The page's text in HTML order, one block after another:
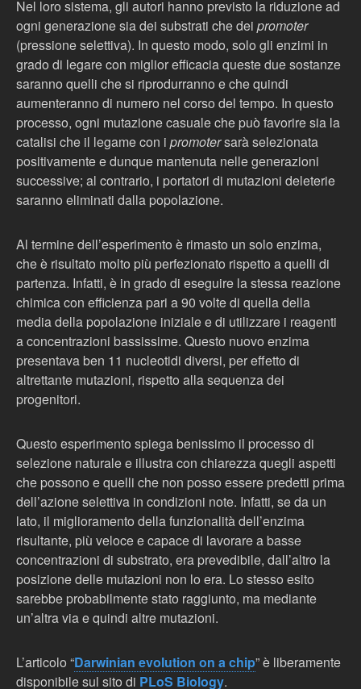
Nel loro sistema, gli autori hanno previsto la riduzione ad
ogni generazione sia dei substrati che dei promoter
(pressione selettiva). In questo modo, solo gli enzimi in
grado di legare con miglior efficacia queste due sostanze
saranno quelli che si riprodurranno e che quindi
aumenteranno di numero nel corso del tempo. In questo
processo, ogni mutazione casuale che può favorire sia la
catalisi che il legame con i promotersarà selezionata
positivamente e dunque mantenuta nelle generazioni
successive; al contrario, i portatori di mutazioni deleterie
saranno eliminati dalla popolazione.
Al termine dell’esperimento è rimasto un solo enzima,
che è risultato molto più perfezionato rispetto a quelli di
partenza. Infatti, è in grado di eseguire la stessa reazione
chimica con efficienza pari a 90 volte di quella della
media della popolazione iniziale e di utilizzare i reagenti
a concentrazioni bassissime. Questo nuovo enzima
presentava ben 11 nucleotidi diversi, per effetto di
altrettante mutazioni, rispetto alla sequenza dei
progenitori.
Questo esperimento spiega benissimo il processo di
selezione naturale e illustra con chiarezza quegli aspetti
che possono e quelli che non posso essere predetti prima
dell’azione selettiva in condizioni note. Infatti, se da un
lato, il miglioramento della funzionalità dell’enzima
risultante, più veloce e capace di lavorare a basse
concentrazioni di substrato, era prevedibile, dall’altro la
posizione delle mutazioni non lo era. Lo stesso esito
sarebbe probabilmente stato raggiunto, ma mediante
un’altra via e quindi altre mutazioni.
L’articolo “Darwinian evolution on a chip” è liberamente
disponibile sul sito di PLoS Biology.